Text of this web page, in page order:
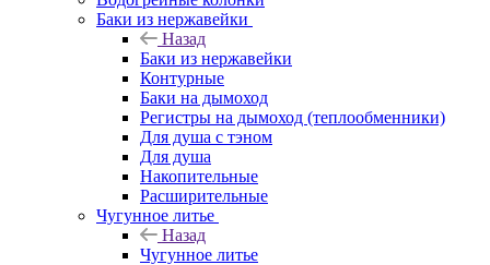
Баки из нержавейки
Назад
Баки из нержавейки
Контурные
Баки на дымоход
Регистры на дымоход (теплообменники)
Для душа с тэном
Для душа
Накопительные
Расширительные
Чугунное литье
Назад
Чугунное литье